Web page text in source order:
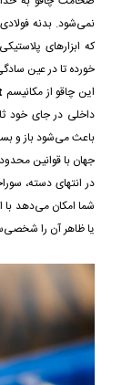
نمی‌شود. بدنه
که ابزارهای
خورده تا در عین
این چاقو از مکانیسم
داخلی در جای خود
باعث می‌شود باز و
جهان با قوانین
شما امکان می‌دهد با
یا ظاهر آن را